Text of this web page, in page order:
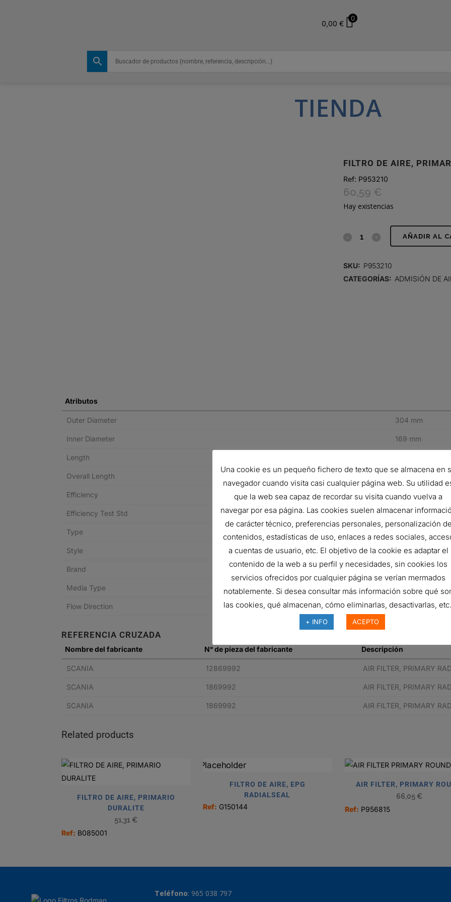
0,00 €
0
TIENDA
FILTRO DE AIRE,
Ref: P953210
60,59 €
Hay existencias
FILTRO AÑADIR AL
SKU: P953210
CATEGORÍAS: ADMISIÓN DE
Atributos
Outer Diameter 304 mm
Inner Diameter 169 mm
Length
Overall Length
Efficiency 99.9
Efficiency Test Std ISO 5011
Type
Style Radialseal
Brand RadialSeal™
Media Type Cellulose
Flow Direction Standard
REFERENCIA CRUZADA
Nombre del fabricante N° de pieza del fabricante Descripción
SCANIA 12869992 AIR FILTER, PRIMARY
SCANIA 1869992 AIR FILTER, PRIMARY
SCANIA 1869992 AIR FILTER, PRIMARY
Related products
FILTRO DE AIRE, PRIMARIO
DURALITE
51,31 €
Ref: B085001
FILTRO DE AIRE, EPG
RADIALSEAL
Ref: G150144
AIR FILTER, PRIMARY
66,05 €
Ref: P956815
Teléfono: 965 038 797
Una cookie es un pequeño fichero de texto que se almacena en
navegador cuando visita casi cualquier página web. Su utilidad
que la web sea capaz de recordar su visita cuando vuelva a
navegar por esa página. Las cookies suelen almacenar
de carácter técnico, preferencias personales, personalización de
contenidos, estadísticas de uso, enlaces a redes sociales,
a cuentas de usuario, etc. El objetivo de la cookie es adaptar el
contenido de la web a su perfil y necesidades, sin cookies los
servicios ofrecidos por cualquier página se verían mermados
notablemente. Si desea consultar más información sobre qué
las cookies, qué almacenan, cómo eliminarlas, desactivarlas,
+ INFO ACEPTO